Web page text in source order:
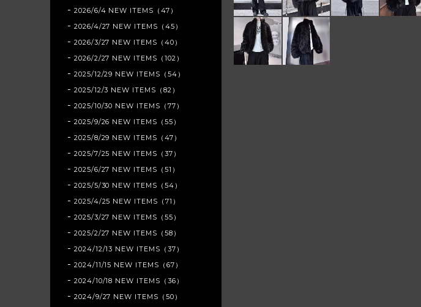
2026/6/4 NEW ITEMS（47）
2026/4/27 NEW ITEMS（45）
2026/3/27 NEW ITEMS（40）
2026/2/27 NEW ITEMS（102）
2025/12/29 NEW ITEMS（54）
2025/12/3 NEW ITEMS（82）
2025/10/30 NEW ITEMS（77）
2025/9/26 NEW ITEMS（55）
2025/8/29 NEW ITEMS（47）
2025/7/25 NEW ITEMS（37）
2025/6/27 NEW ITEMS（51）
2025/5/30 NEW ITEMS（54）
2025/4/25 NEW ITEMS（71）
2025/3/27 NEW ITEMS（55）
2025/2/27 NEW ITEMS（58）
2024/12/13 NEW ITEMS（37）
2024/11/15 NEW ITEMS（67）
2024/10/18 NEW ITEMS（36）
2024/9/27 NEW ITEMS（50）